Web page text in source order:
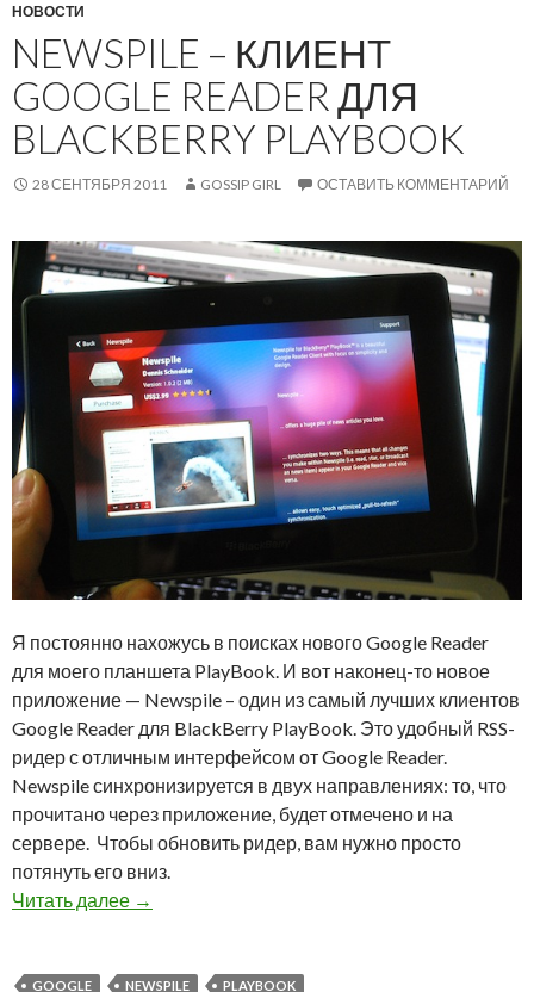
НОВОСТИ
NEWSPILE – КЛИЕНТ
GOOGLE READER ДЛЯ
BLACKBERRY PLAYBOOK
28 СЕНТЯБРЯ 2011 GOSSIP GIRL ОСТАВИТЬ КОММЕНТАРИЙ
Я постоянно нахожусь в поисках нового Google Reader
для моего планшета PlayBook. И вот наконец-то новое
приложение — Newspile – один из самый лучших клиентов
Google Reader для BlackBerry PlayBook. Это удобный RSS-
ридер с отличным интерфейсом от Google Reader.
Newspile синхронизируется в двух направлениях: то, что
прочитано через приложение, будет отмечено и на
сервере. Чтобы обновить ридер, вам нужно просто
потянуть его вниз.
Читать далее Newspile – клиент Google Reader для
→
GOOGLE NEWSPILE PLAYBOOK